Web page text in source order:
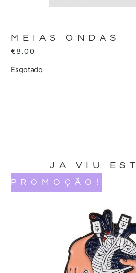
MEIAS ONDAS
€8.00
Esgotado
JA VIU
PROMOÇÃO!